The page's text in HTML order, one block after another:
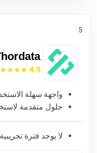
5
4.9
واجهة سهلة
حلول متقدمة
لا يوجد فترة